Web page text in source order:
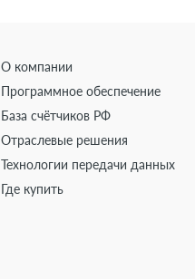
О компании
Программное обеспечение
База счётчиков РФ
Отраслевые решения
Технологии передачи данных
Где купить